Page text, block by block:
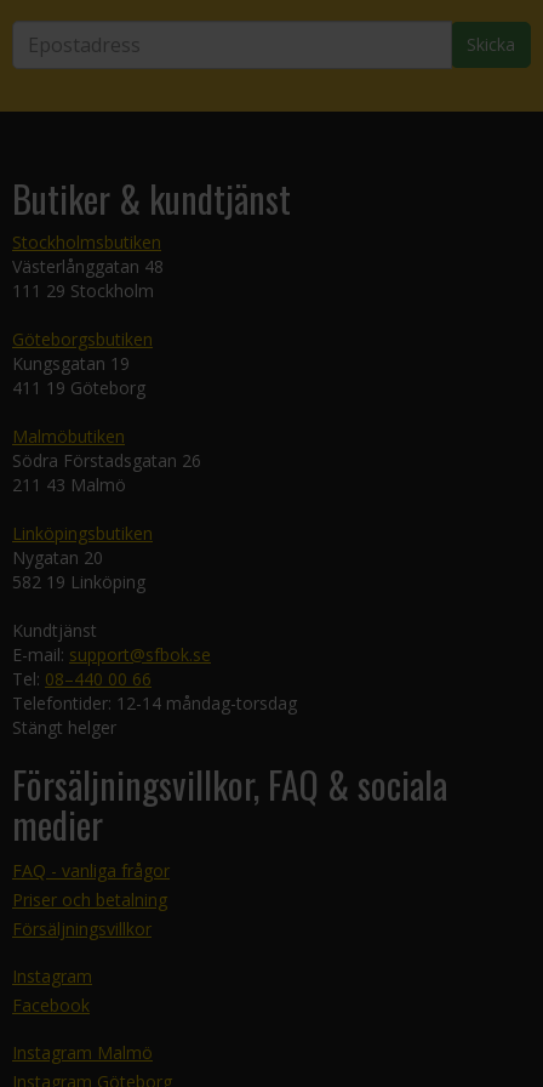
Skicka
Butiker & kundtjänst
Stockholmsbutiken
Västerlånggatan 48
111 29 Stockholm
Göteborgsbutiken
Kungsgatan 19
411 19 Göteborg
Malmöbutiken
Södra Förstadsgatan 26
211 43 Malmö
Linköpingsbutiken
Nygatan 20
582 19 Linköping
Kundtjänst
E-mail: support@sfbok.se
Tel: 08–440 00 66
Telefontider: 12-14 måndag-torsdag
Stängt helger
Försäljningsvillkor, FAQ & sociala
medier
FAQ - vanliga frågor
Priser och betalning
Försäljningsvillkor
Instagram
Facebook
Instagram Malmö
Instagram Göteborg